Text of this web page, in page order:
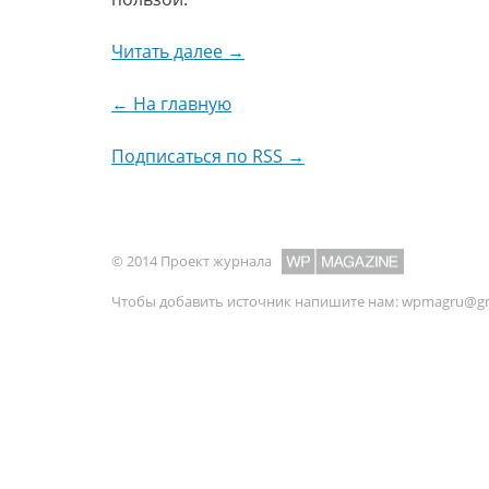
Читать далее →
← На главную
Подписаться по RSS →
© 2014 Проект журнала
Чтобы добавить источник напишите нам: